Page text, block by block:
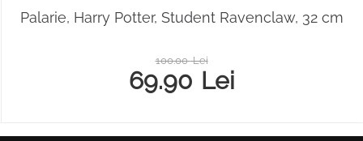
Palarie, Harry Potter, Student Ravenclaw, 32 cm
100.00 Lei
69.90 Lei